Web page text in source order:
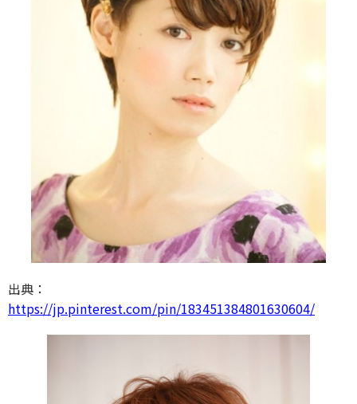
出典：
https://jp.pinterest.com/pin/183451384801630604/